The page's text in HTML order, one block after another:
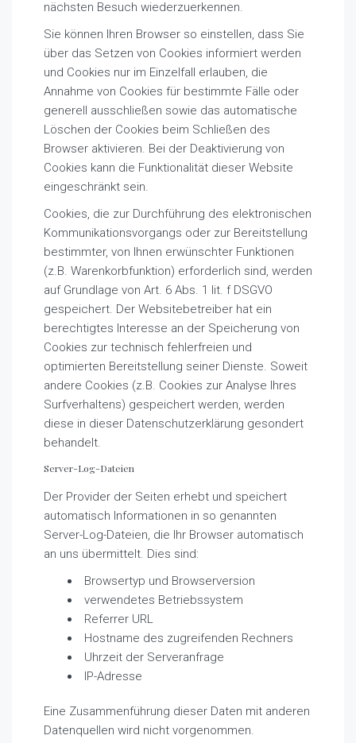
nächsten Besuch wiederzuerkennen.
Sie können Ihren Browser so einstellen, dass Sie
über das Setzen von Cookies informiert werden
und Cookies nur im Einzelfall erlauben, die
Annahme von Cookies für bestimmte Fälle oder
generell ausschließen sowie das automatische
Löschen der Cookies beim Schließen des
Browser aktivieren. Bei der Deaktivierung von
Cookies kann die Funktionalität dieser Website
eingeschränkt sein.
Cookies, die zur Durchführung des elektronischen
Kommunikationsvorgangs oder zur Bereitstellung
bestimmter, von Ihnen erwünschter Funktionen
(z.B. Warenkorbfunktion) erforderlich sind, werden
auf Grundlage von Art. 6 Abs. 1 lit. f DSGVO
gespeichert. Der Websitebetreiber hat ein
berechtigtes Interesse an der Speicherung von
Cookies zur technisch fehlerfreien und
optimierten Bereitstellung seiner Dienste. Soweit
andere Cookies (z.B. Cookies zur Analyse Ihres
Surfverhaltens) gespeichert werden, werden
diese in dieser Datenschutzerklärung gesondert
behandelt.
Server-Log-Dateien
Der Provider der Seiten erhebt und speichert
automatisch Informationen in so genannten
Server-Log-Dateien, die Ihr Browser automatisch
an uns übermittelt. Dies sind:
Browsertyp und Browserversion
verwendetes Betriebssystem
Referrer URL
Hostname des zugreifenden Rechners
Uhrzeit der Serveranfrage
IP-Adresse
Eine Zusammenführung dieser Daten mit anderen
Datenquellen wird nicht vorgenommen.